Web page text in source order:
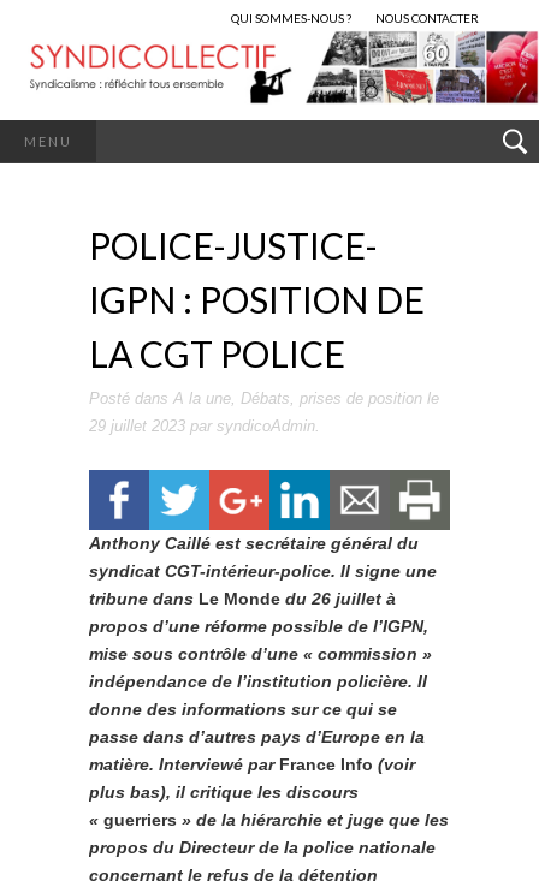
QUI SOMMES-NOUS ? NOUS CONTACTER
MENU
POLICE-JUSTICE-
IGPN : POSITION DE
LA CGT POLICE
Posté dans A la une, Débats, prises de position le
29 juillet 2023 par syndicoAdmin.
Anthony Caillé est secrétaire général du
syndicat CGT-intérieur-police. Il signe une
tribune dans Le Monde du 26 juillet à
propos d’une réforme possible de l’IGPN,
mise sous contrôle d’une « commission »
indépendance de l’institution policière. Il
donne des informations sur ce qui se
passe dans d’autres pays d’Europe en la
matière. Interviewé par France Info (voir
plus bas), il critique les discours
« guerriers » de la hiérarchie et juge que les
propos du Directeur de la police nationale
concernant le refus de la détention